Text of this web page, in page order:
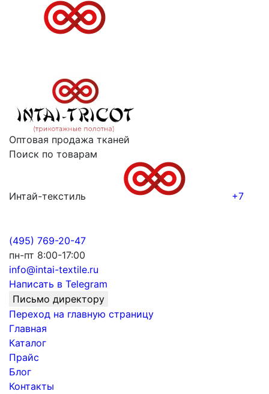
Оптовая продажа тканей
Поиск по товарам
Интай-текстиль +7
(495) 769-20-47
пн-пт 8:00-17:00
info@intai-textile.ru
Написать в Telegram
Письмо директору
Переход на главную страницу
Главная
Каталог
Прайс
Блог
Контакты